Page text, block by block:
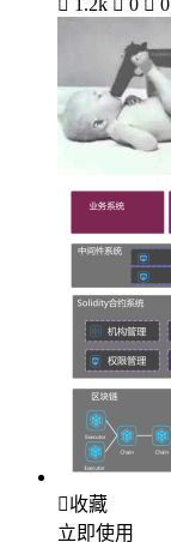
 1.2k  0  0
收藏
立即使用